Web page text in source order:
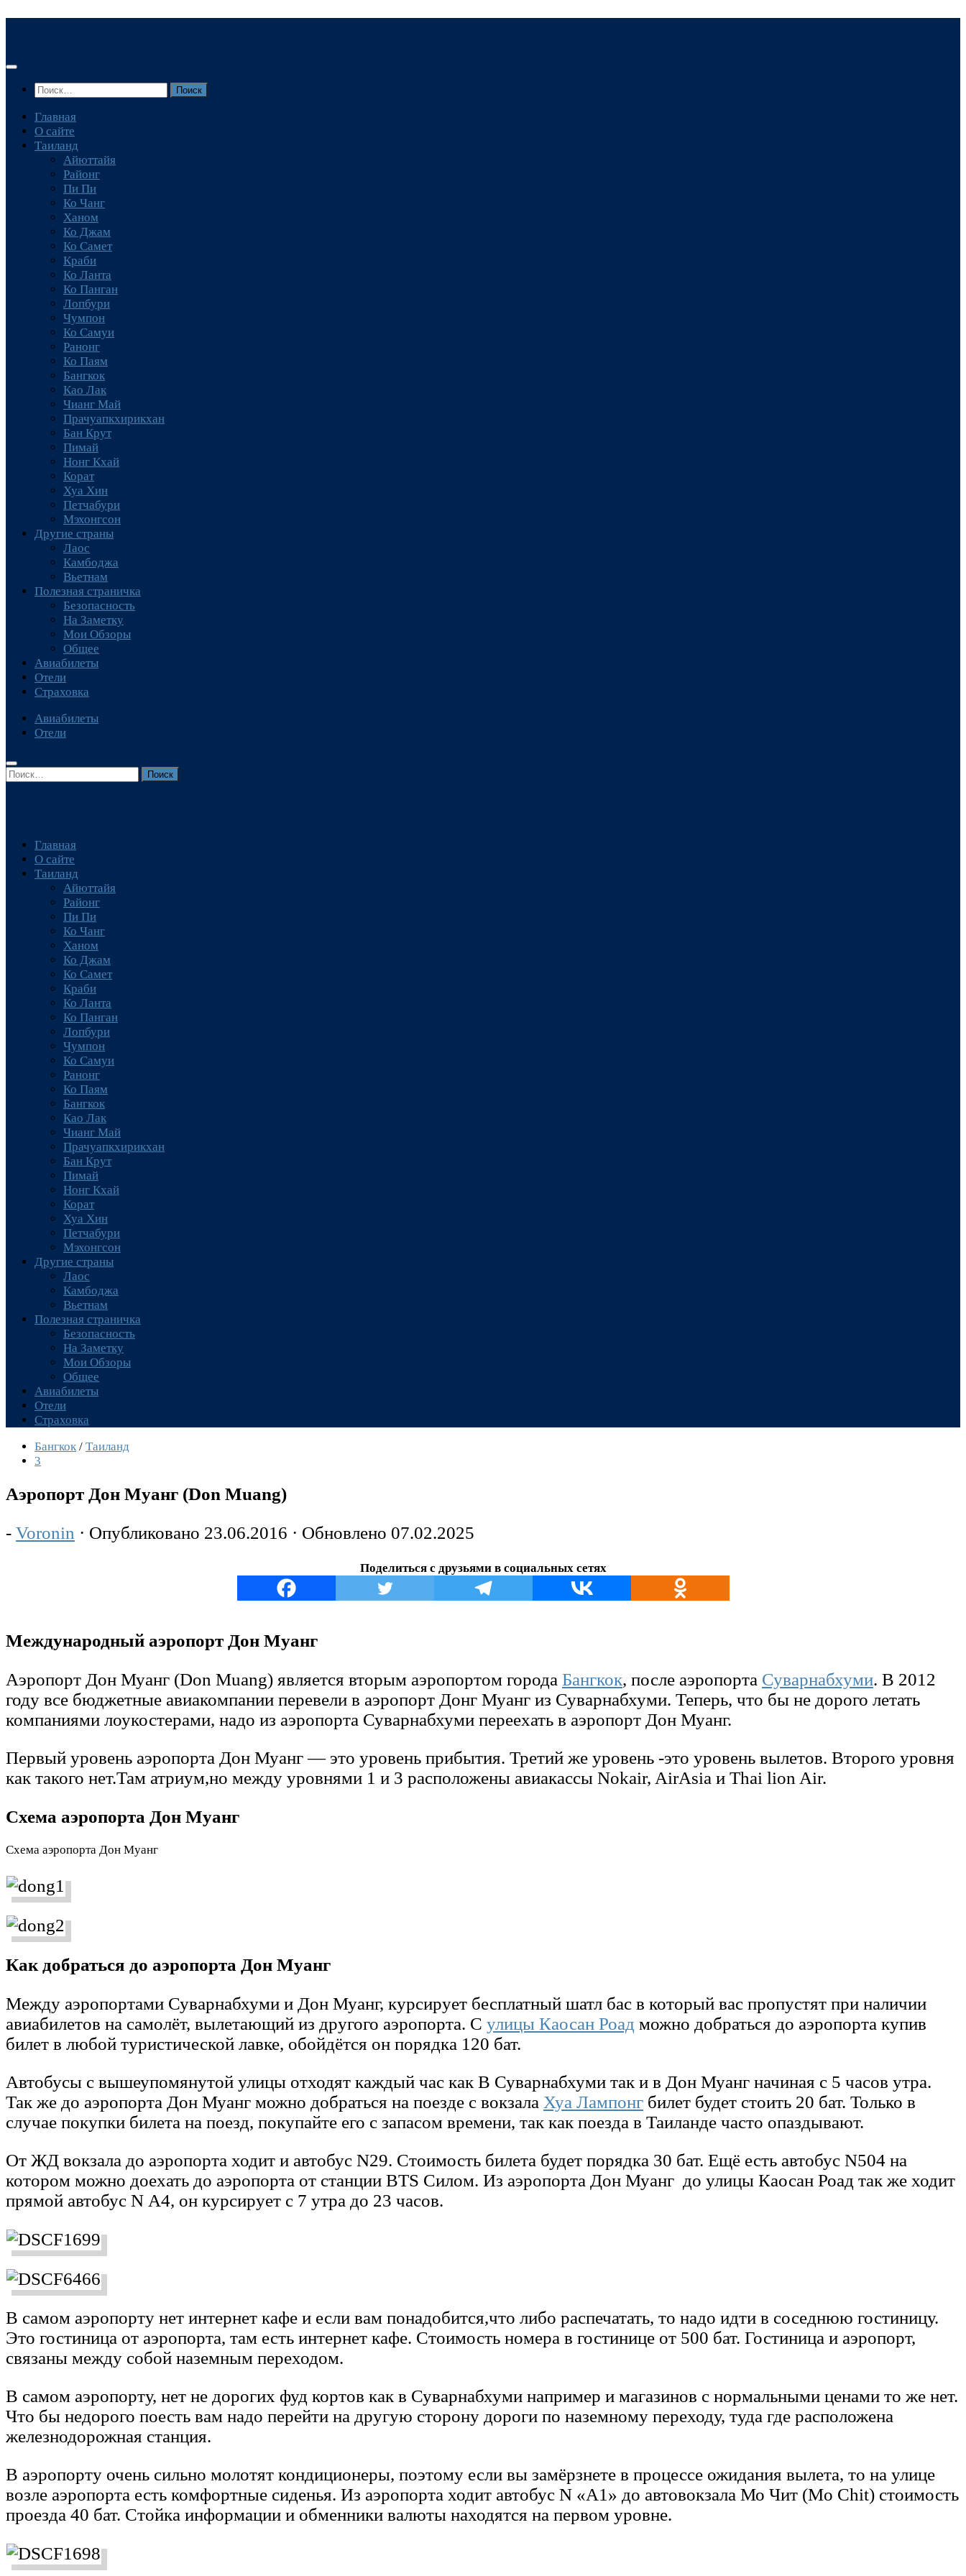
Найти:
Главная
О сайте
Таиланд
Айюттайя
Районг
Пи Пи
Ко Чанг
Ханом
Ко Джам
Ко Самет
Краби
Ко Ланта
Ко Панган
Лопбури
Чумпон
Ко Самуи
Ранонг
Ко Паям
Бангкок
Као Лак
Чианг Май
Прачуапкхирикхан
Бан Крут
Пимай
Нонг Кхай
Корат
Хуа Хин
Петчабури
Мэхонгсон
Другие страны
Лаос
Камбоджа
Вьетнам
Полезная страничка
Безопасность
На Заметку
Мои Обзоры
Общее
Авиабилеты
Отели
Страховка
Авиабилеты
Отели
Найти:
Главная
О сайте
Таиланд
Айюттайя
Районг
Пи Пи
Ко Чанг
Ханом
Ко Джам
Ко Самет
Краби
Ко Ланта
Ко Панган
Лопбури
Чумпон
Ко Самуи
Ранонг
Ко Паям
Бангкок
Као Лак
Чианг Май
Прачуапкхирикхан
Бан Крут
Пимай
Нонг Кхай
Корат
Хуа Хин
Петчабури
Мэхонгсон
Другие страны
Лаос
Камбоджа
Вьетнам
Полезная страничка
Безопасность
На Заметку
Мои Обзоры
Общее
Авиабилеты
Отели
Страховка
Бангкок / Таиланд
3
Аэропорт Дон Муанг (Don Muang)
- Voronin · Опубликовано 23.06.2016 · Обновлено 07.02.2025
Поделиться с друзьями в социальных сетях
Международный аэропорт Дон Муанг
Аэропорт Дон Муанг (Don Muang) является вторым аэропортом города Бангкок, после аэропорта Суварнабхуми. В 2012
году все бюджетные авиакомпании перевели в аэропорт Донг Муанг из Суварнабхуми. Теперь, что бы не дорого летать
компаниями лоукостерами, надо из аэропорта Суварнабхуми переехать в аэропорт Дон Муанг.
Первый уровень аэропорта Дон Муанг — это уровень прибытия. Третий же уровень -это уровень вылетов. Второго уровня
как такого нет.Там атриум,но между уровнями 1 и 3 расположены авиакассы Nokair, AirAsia и Thai lion Air.
Схема аэропорта Дон Муанг
Схема аэропорта Дон Муанг
Как добраться до аэропорта Дон Муанг
Между аэропортами Суварнабхуми и Дон Муанг, курсирует бесплатный шатл бас в который вас пропустят при наличии
авиабилетов на самолёт, вылетающий из другого аэропорта. С улицы Каосан Роад можно добраться до аэропорта купив
билет в любой туристической лавке, обойдётся он порядка 120 бат.
Автобусы с вышеупомянутой улицы отходят каждый час как В Суварнабхуми так и в Дон Муанг начиная с 5 часов утра.
Так же до аэропорта Дон Муанг можно добраться на поезде с вокзала Хуа Лампонг билет будет стоить 20 бат. Только в
случае покупки билета на поезд, покупайте его с запасом времени, так как поезда в Таиланде часто опаздывают.
От ЖД вокзала до аэропорта ходит и автобус N29. Стоимость билета будет порядка 30 бат. Ещё есть автобус N504 на
котором можно доехать до аэропорта от станции BTS Силом. Из аэропорта Дон Муанг до улицы Каосан Роад так же ходит
прямой автобус N А4, он курсирует с 7 утра до 23 часов.
В самом аэропорту нет интернет кафе и если вам понадобится,что либо распечатать, то надо идти в соседнюю гостиницу.
Это гостиница от аэропорта, там есть интернет кафе. Стоимость номера в гостинице от 500 бат. Гостиница и аэропорт,
связаны между собой наземным переходом.
В самом аэропорту, нет не дорогих фуд кортов как в Суварнабхуми например и магазинов с нормальными ценами то же нет.
Что бы недорого поесть вам надо перейти на другую сторону дороги по наземному переходу, туда где расположена
железнодорожная станция.
В аэропорту очень сильно молотят кондиционеры, поэтому если вы замёрзнете в процессе ожидания вылета, то на улице
возле аэропорта есть комфортные сиденья. Из аэропорта ходит автобус N «А1» до автовокзала Мо Чит (Mo Chit) стоимость
проезда 40 бат. Стойка информации и обменники валюты находятся на первом уровне.